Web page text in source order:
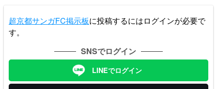
超京都サンガFC掲示板に投稿するにはログインが必要で
す。
SNSでログイン
LINEでログイン